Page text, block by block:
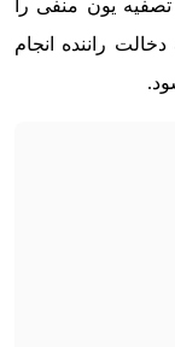
یون منفی را
راننده انجام